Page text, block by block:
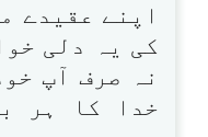
اپنے عقیدے
کی یہ دلی
نہ صرف آپ
خدا کا ہر